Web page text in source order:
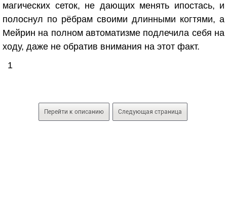
магических сеток, не дающих менять ипостась, и
полоснул по рёбрам своими длинными когтями, а
Мейрин на полном автоматизме подлечила себя на
ходу, даже не обратив внимания на этот факт.
1
Перейти к описанию Следующая страница